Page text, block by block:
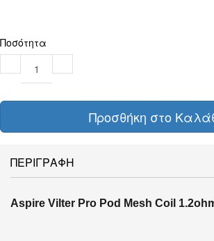
Ποσότητα
Προσθήκη στο
ΠΕΡΙΓΡΑΦΗ
Aspire Vilter Pro Pod Mesh Coil